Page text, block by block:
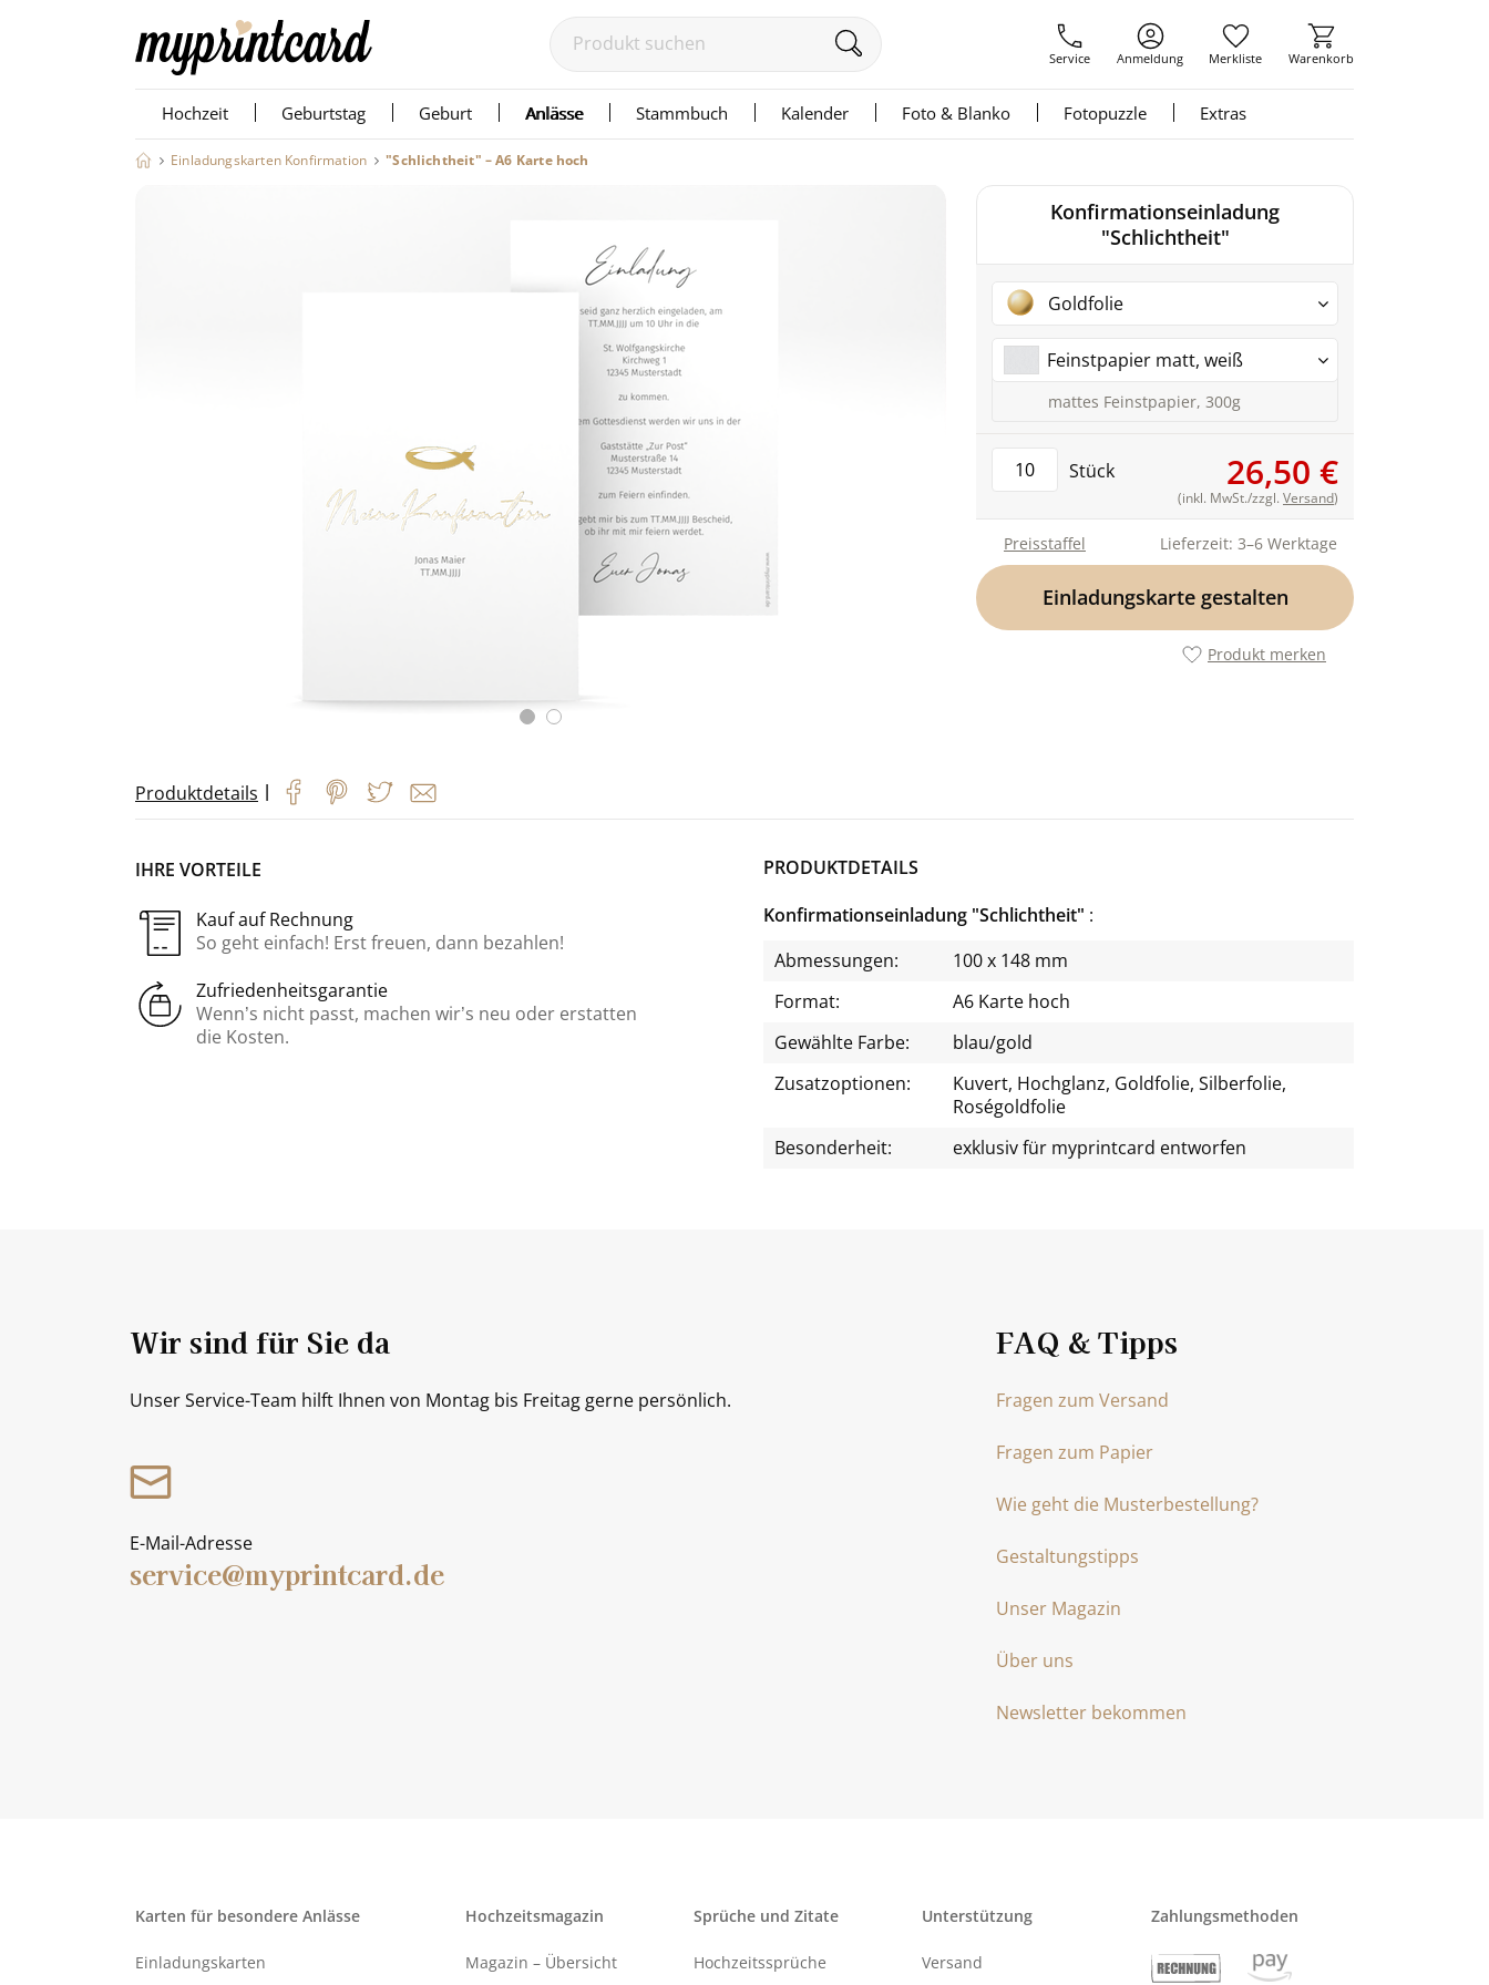
Service Anmeldung Merkliste Warenkorb
Hochzeit Geburtstag Geburt Anlässe Stammbuch Kalender Foto & Blanko Fotopuzzle Extras
Einladungskarten Konfirmation "Schlichtheit" – A6 Karte hoch
Konfirmationseinladung
"Schlichtheit"
Goldfolie
Feinstpapier matt, weiß
mattes Feinstpapier, 300g
Stück 26,50 €
(inkl. MwSt./zzgl. Versand)
Lieferzeit: 3–6 Werktage
Preisstaffel
Einladungskarte gestalten
Produkt merken
Produktdetails |
IHRE VORTEILE
Kauf auf Rechnung
So geht einfach! Erst freuen, dann bezahlen!
Zufriedenheitsgarantie
Wenn’s nicht passt, machen wir’s neu oder erstatten
die Kosten.
PRODUKTDETAILS
Konfirmationseinladung "Schlichtheit"
Abmessungen:
100 x 148 mm
Format:
A6 Karte hoch
Gewählte Farbe:
blau/gold
Zusatzoptionen:
Kuvert, Hochglanz, Goldfolie, Silberfolie,
Roségoldfolie
Besonderheit:
exklusiv für myprintcard entworfen
FAQ & Tipps
Fragen zum Versand
Fragen zum Papier
Wie geht die Musterbestellung?
Gestaltungstipps
Unser Magazin
Über uns
Newsletter bekommen
Wir sind für Sie da
Unser Service-Team hilft Ihnen von Montag bis Freitag gerne persönlich.
E-Mail-Adresse
service@myprintcard.de
Karten für besondere Anlässe
Einladungskarten
Hochzeitsmagazin
Magazin – Übersicht
Sprüche und Zitate
Hochzeitssprüche
Unterstützung
Versand
Zahlungsmethoden